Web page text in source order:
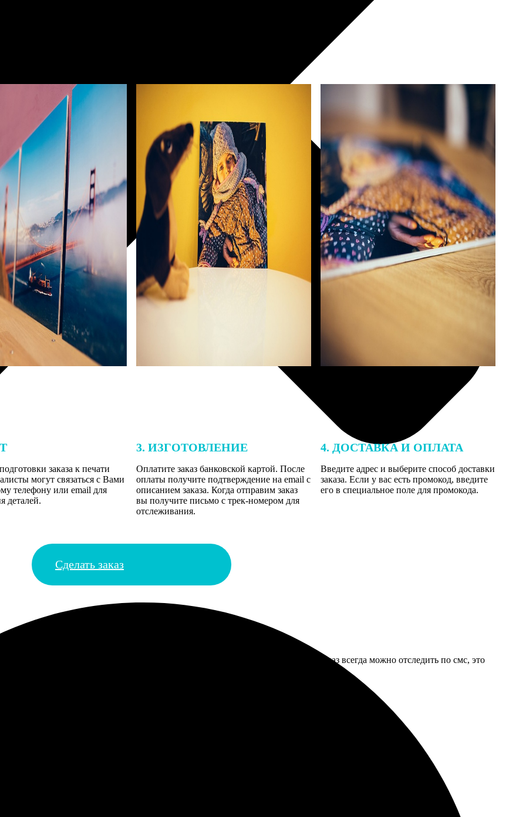
заказа к печати
могут связаться с Вами
телефону или email для
деталей.
3. ИЗГОТОВЛЕНИЕ
Оплатите заказ банковской картой. После
оплаты получите подтверждение на email с
описанием заказа. Когда отправим заказ
вы получите письмо с трек-номером для
отслеживания.
4. ДОСТАВКА И ОПЛАТА
Введите адрес и выберите способ доставки
заказа. Если у вас есть промокод, введите
его в специальное поле для промокода.
Сделать заказ
фото иногда вылетает. На компьютере все нормально. Зато готовый заказ всегда можно отследить по смс, это
Никогда не подводили, цвета всегда точные, без синих или желтых оттенков.